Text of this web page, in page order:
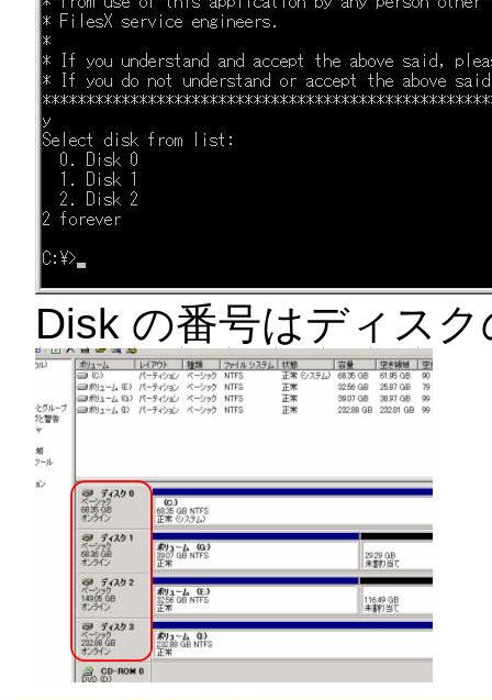
Disk の番号はディス